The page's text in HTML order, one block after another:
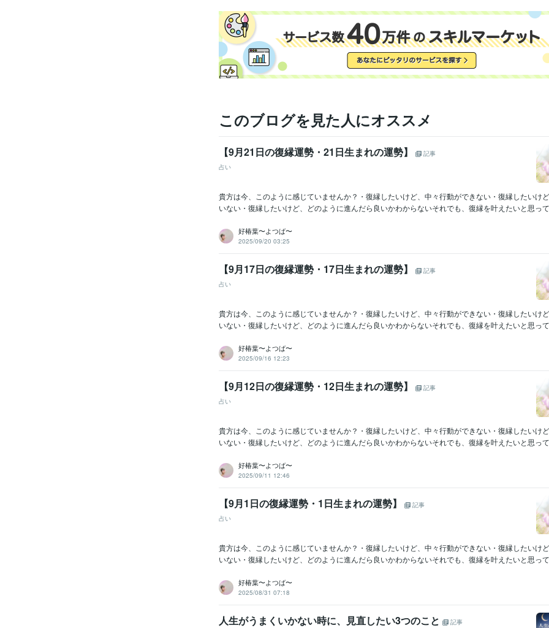
このブログを見た人にオススメ
【9月21日の復縁運勢・21日生まれの運勢】
記事
占い
貴方は今、このように感じていませんか？・復縁したいけど、中々行動ができない・復縁したいけ
いない・復縁したいけど、どのように進んだら良いかわからないそれでも、復縁を叶えたいと思っ
好椿葉〜よつば〜
2025/09/20 03:25
【9月17日の復縁運勢・17日生まれの運勢】
記事
占い
貴方は今、このように感じていませんか？・復縁したいけど、中々行動ができない・復縁したいけ
いない・復縁したいけど、どのように進んだら良いかわからないそれでも、復縁を叶えたいと思っ
好椿葉〜よつば〜
2025/09/16 12:23
【9月12日の復縁運勢・12日生まれの運勢】
記事
占い
貴方は今、このように感じていませんか？・復縁したいけど、中々行動ができない・復縁したいけ
いない・復縁したいけど、どのように進んだら良いかわからないそれでも、復縁を叶えたいと思っ
好椿葉〜よつば〜
2025/09/11 12:46
【9月1日の復縁運勢・1日生まれの運勢】
記事
占い
貴方は今、このように感じていませんか？・復縁したいけど、中々行動ができない・復縁したいけ
いない・復縁したいけど、どのように進んだら良いかわからないそれでも、復縁を叶えたいと思っ
好椿葉〜よつば〜
2025/08/31 07:18
人生がうまくいかない時に、見直したい3つのこと
記事